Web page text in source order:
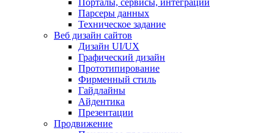
Порталы, сервисы, интеграции
Парсеры данных
Техническое задание
Веб дизайн сайтов
Дизайн UI/UX
Графический дизайн
Прототипирование
Фирменный стиль
Гайдлайны
Айдентика
Презентации
Продвижение